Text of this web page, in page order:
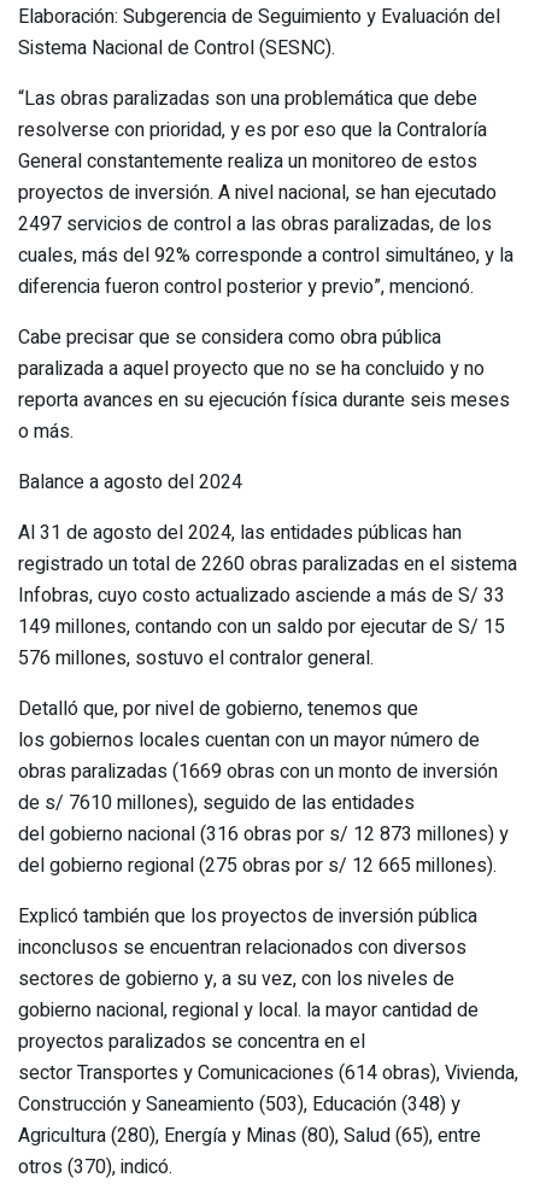
Elaboración: Subgerencia de Seguimiento y Evaluación del
Sistema Nacional de Control (SESNC).
“Las obras paralizadas son una problemática que debe
resolverse con prioridad, y es por eso que la Contraloría
General constantemente realiza un monitoreo de estos
proyectos de inversión. A nivel nacional, se han ejecutado
2497 servicios de control a las obras paralizadas, de los
cuales, más del 92% corresponde a control simultáneo, y la
diferencia fueron control posterior y previo”, mencionó.
Cabe precisar que se considera como obra pública
paralizada a aquel proyecto que no se ha concluido y no
reporta avances en su ejecución física durante seis meses
o más.
Balance a agosto del 2024
Al 31 de agosto del 2024, las entidades públicas han
registrado un total de 2260 obras paralizadas en el sistema
Infobras, cuyo costo actualizado asciende a más de S/ 33
149 millones, contando con un saldo por ejecutar de S/ 15
576 millones, sostuvo el contralor general.
Detalló que, por nivel de gobierno, tenemos que
los gobiernos locales cuentan con un mayor número de
obras paralizadas (1669 obras con un monto de inversión
de s/ 7610 millones), seguido de las entidades
del gobierno nacional (316 obras por s/ 12 873 millones) y
del gobierno regional (275 obras por s/ 12 665 millones).
Explicó también que los proyectos de inversión pública
inconclusos se encuentran relacionados con diversos
sectores de gobierno y, a su vez, con los niveles de
gobierno nacional, regional y local. la mayor cantidad de
proyectos paralizados se concentra en el
sector Transportes y Comunicaciones (614 obras), Vivienda,
Construcción y Saneamiento (503), Educación (348) y
Agricultura (280), Energía y Minas (80), Salud (65), entre
otros (370), indicó.